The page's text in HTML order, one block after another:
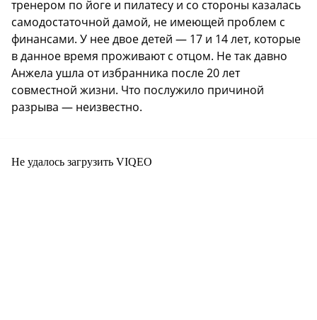
тренером по йоге и пилатесу и со стороны казалась
самодостаточной дамой, не имеющей проблем с
финансами. У нее двое детей — 17 и 14 лет, которые
в данное время проживают с отцом. Не так давно
Анжела ушла от избранника после 20 лет
совместной жизни. Что послужило причиной
разрыва — неизвестно.
Не удалось загрузить VIQEO